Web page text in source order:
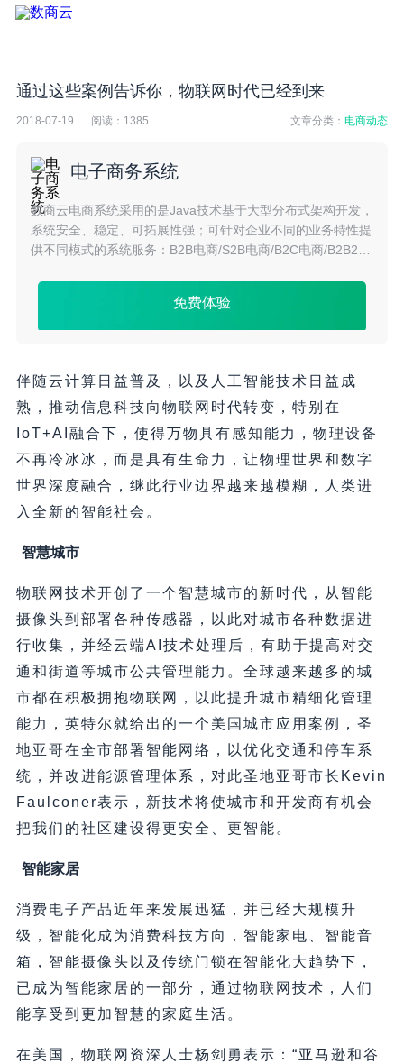
通过这些案例告诉你，物联网时代已经到来
2018-07-19 阅读： 1385 文章分类：电商动态
电子商务系统
数商云电商系统采用的是Java技术基于大型分布式架构开发，
系统安全、稳定、可拓展性强；可针对企业不同的业务特性提
供不同模式的系统服务：B2B电商/S2B电商/B2C电商/B2B2C
免费体验
伴随云计算日益普及，以及人工智能技术日益成
熟，推动信息科技向物联网时代转变，特别在
IoT+AI融合下，使得万物具有感知能力，物理设备
不再冷冰冰，而是具有生命力，让物理世界和数字
世界深度融合，继此行业边界越来越模糊，人类进
入全新的智能社会。
智慧城市
物联网技术开创了一个智慧城市的新时代，从智能
摄像头到部署各种传感器，以此对城市各种数据进
行收集，并经云端AI技术处理后，有助于提高对交
通和街道等城市公共管理能力。全球越来越多的城
市都在积极拥抱物联网，以此提升城市精细化管理
能力，英特尔就给出的一个美国城市应用案例，圣
地亚哥在全市部署智能网络，以优化交通和停车系
统，并改进能源管理体系，对此圣地亚哥市长Kevin
Faulconer表示，新技术将使城市和开发商有机会
把我们的社区建设得更安全、更智能。
智能家居
消费电子产品近年来发展迅猛，并已经大规模升
级，智能化成为消费科技方向，智能家电、智能音
箱，智能摄像头以及传统门锁在智能化大趋势下，
已成为智能家居的一部分，通过物联网技术，人们
能享受到更加智慧的家庭生活。
在美国，物联网资深人士杨剑勇表示：“亚马逊和谷